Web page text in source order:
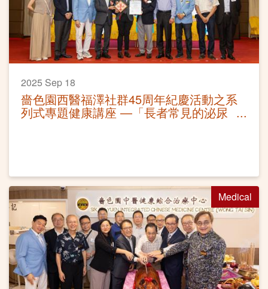
2025 Sep 18
嗇色園西醫福澤社群45周年紀慶活動之系
列式專題健康講座 —「長者常見的泌尿
問題」活動圓滿
Medical